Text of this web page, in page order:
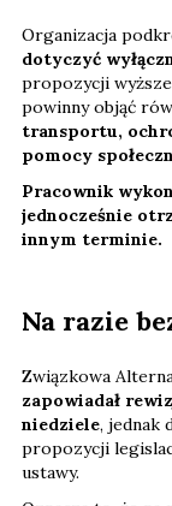
Organizacja
dotyczyć
propozycji
powinny objąć
transportu,
pomocy
Pracownik
jednocześnie
innym terminie.
Na razie
Związkowa
zapowiadał
niedziele, jednak
propozycji
ustawy.